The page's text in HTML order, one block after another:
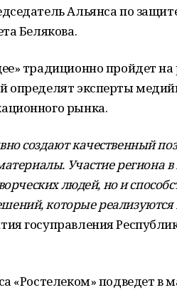
Альянса по
Белякова.
традиционно пройдет
определят эксперты
рынка.
создают качественный
Участие региона
людей, но и
которые реализуются
госуправления
«Ростелеком» подведет в